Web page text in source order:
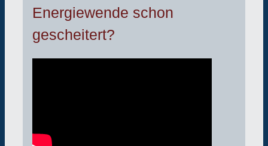
Energiewende schon
gescheitert?